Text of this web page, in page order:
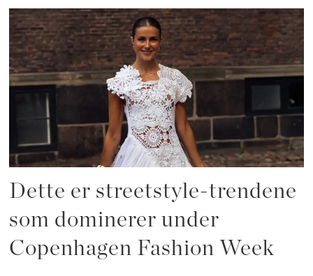
Dette er streetstyle-trendene
som dominerer under
Copenhagen Fashion Week